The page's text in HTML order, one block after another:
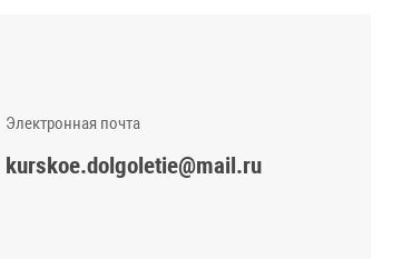
Электронная почта
kurskoe.dolgoletie@mail.ru